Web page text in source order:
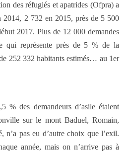
des réfugiés et apatrides (Ofpra) a
2014, 2 732 en 2015, près de 5 500
2017. Plus de 12 000 demandes
qui représente près de 5 % de la
252 332 habitants estimés… au 1er
% des demandeurs d’asile étaient
sur le mont Baduel, Romain,
n’a pas eu d’autre choix que l’exil.
année, mais on n’arrive pas à